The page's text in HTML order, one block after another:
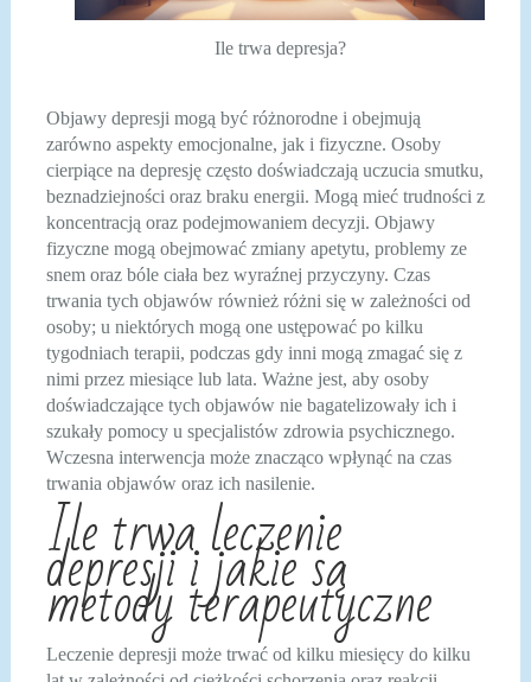
Ile trwa depresja?
Objawy depresji mogą być różnorodne i obejmują
zarówno aspekty emocjonalne, jak i fizyczne. Osoby
cierpiące na depresję często doświadczają uczucia smutku,
beznadziejności oraz braku energii. Mogą mieć trudności z
koncentracją oraz podejmowaniem decyzji. Objawy
fizyczne mogą obejmować zmiany apetytu, problemy ze
snem oraz bóle ciała bez wyraźnej przyczyny. Czas
trwania tych objawów również różni się w zależności od
osoby; u niektórych mogą one ustępować po kilku
tygodniach terapii, podczas gdy inni mogą zmagać się z
nimi przez miesiące lub lata. Ważne jest, aby osoby
doświadczające tych objawów nie bagatelizowały ich i
szukały pomocy u specjalistów zdrowia psychicznego.
Wczesna interwencja może znacząco wpłynąć na czas
trwania objawów oraz ich nasilenie.
Ile trwa leczenie
depresji i jakie są
metody terapeutyczne
Leczenie depresji może trwać od kilku miesięcy do kilku